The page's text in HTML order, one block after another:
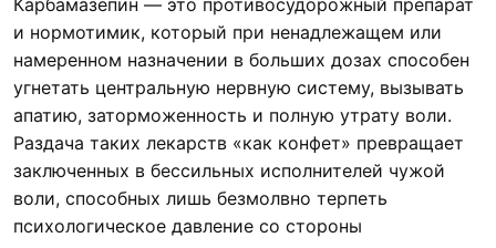
и нормотимик, который при ненадлежащем или
намеренном назначении в больших дозах способен
угнетать центральную нервную систему, вызывать
апатию, заторможенность и полную утрату воли.
Раздача таких лекарств «как конфет» превращает
заключенных в бессильных исполнителей чужой
воли, способных лишь безмолвно терпеть
психологическое давление со стороны